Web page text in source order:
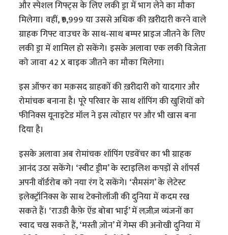
और स्पेशल गिफ्ट्स के लिए लकी ड्रा में भाग लेने का मौका
मिलेगा। वहीं, ₹9,999 या उससे अधिक की ख़रीदारी करने वाले
ग्राहक गिफ्ट वाउचर के साथ-साथ बम्पर प्राइज जीतने के लिए
लकी ड्रा में शामिल हो सकेंगे। इसके अलावा एक लकी विजेता
को जावा 42 X बाइक जीतने का मौका मिलेगा।
इस ऑफर का मक़सद ग्राहकों की ख़रीदारी को यादगार और
रोमांचक बनाना है। पूरे परिवार के साथ शॉपिंग की खुशियों को
फीनिक्स यूनाइटेड मॉल ने इस त्योहार पर और भी खास बना
दिया है।
इसके अलावा अब रोमांचक शॉपिंग एडवेंचर का भी ग्राहक
आनंद उठा सकेंगे। ‘स्वीट ड्रीम’ के स्टाइलिश कपड़ों से शॉपर्स
अपनी वॉर्डरोब को नया रंग दे सकेंगे। ‘सैमसंग’ के लेटेस्ट
इलेक्ट्रॉनिक्स के साथ टेक्नोलॉजी की दुनिया में कदम रख
सकते हैं। ‘राउडी कैफ़े ऐंड बोबा भाई’ में लज़ीज़ व्यंजनों का
स्वाद चख सकते हैं, ‘मस्ती ज़ोन’ में गेम्स की अनोखी दुनिया में